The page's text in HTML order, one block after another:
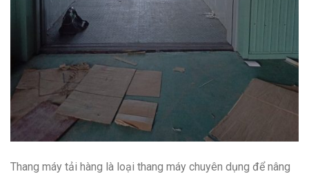
Thang máy tải hàng là loại thang máy chuyên dụng để nâng